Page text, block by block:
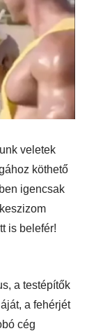
veletek
köthető
igencsak
is belefér!
a testépítők
a fehérjét
cég